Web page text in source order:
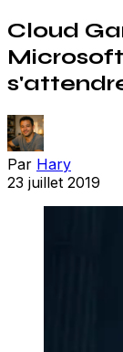
Cloud
Par Hary
23 juillet 2019